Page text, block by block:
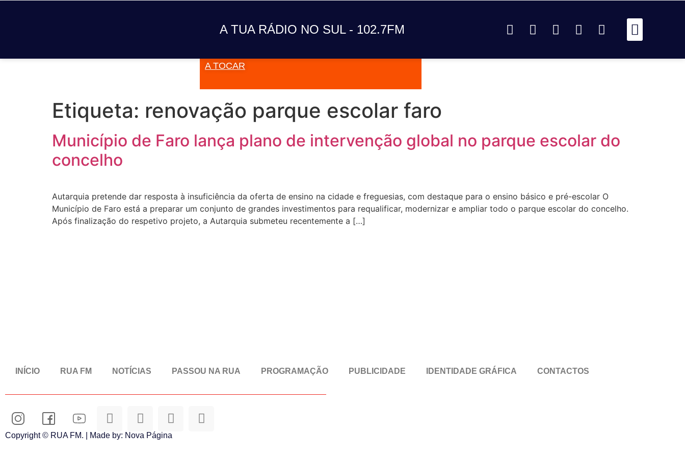
A TUA RÁDIO NO SUL - 102.7FM
A TUA RÁDIO NO SUL
A TOCAR
Etiqueta: renovação parque escolar faro
Município de Faro lança plano de intervenção global no parque escolar do
concelho
Autarquia pretende dar resposta à insuficiência da oferta de ensino na cidade e freguesias, com destaque para o ensino básico e pré-escolar O
Município de Faro está a preparar um conjunto de grandes investimentos para requalificar, modernizar e ampliar todo o parque escolar do concelho.
Após finalização do respetivo projeto, a Autarquia submeteu recentemente a […]
INÍCIO RUA FM NOTÍCIAS PASSOU NA RUA PROGRAMAÇÃO PUBLICIDADE IDENTIDADE GRÁFICA CONTACTOS
Copyright © RUA FM. | Made by: Nova Página